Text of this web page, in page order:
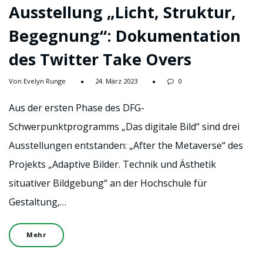
Ausstellung „Licht, Struktur,
Begegnung“: Dokumentation
des Twitter Take Overs
Von Evelyn Runge 24. März 2023 0
Aus der ersten Phase des DFG-
Schwerpunktprogramms „Das digitale Bild“ sind drei
Ausstellungen entstanden: „After the Metaverse“ des
Projekts „Adaptive Bilder. Technik und Ästhetik
situativer Bildgebung“ an der Hochschule für
Gestaltung,…
Mehr